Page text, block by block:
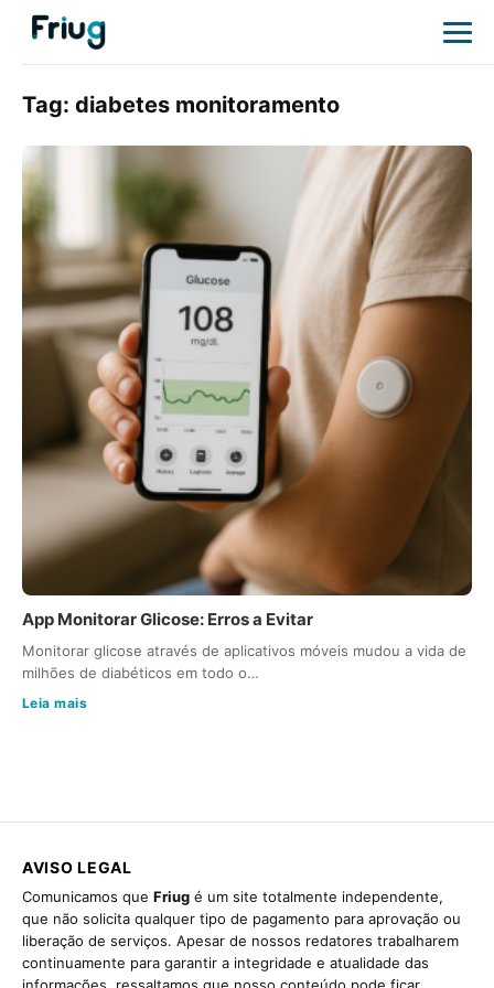
Tag: diabetes monitoramento
App Monitorar Glicose: Erros a Evitar
Monitorar glicose através de aplicativos móveis mudou a vida de
milhões de diabéticos em todo o…
Leia mais
AVISO LEGAL
Comunicamos que Friug é um site totalmente independente,
que não solicita qualquer tipo de pagamento para aprovação ou
liberação de serviços. Apesar de nossos redatores trabalharem
continuamente para garantir a integridade e atualidade das